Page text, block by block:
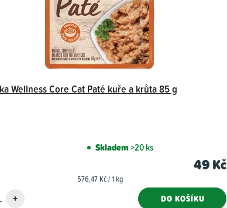
Wellness Core Cat Paté kuře a krůta 85 g
Skladem>20 ks
49 Kč
Měrná
576,47 Kč / 1 kg
DO KOŠÍKU